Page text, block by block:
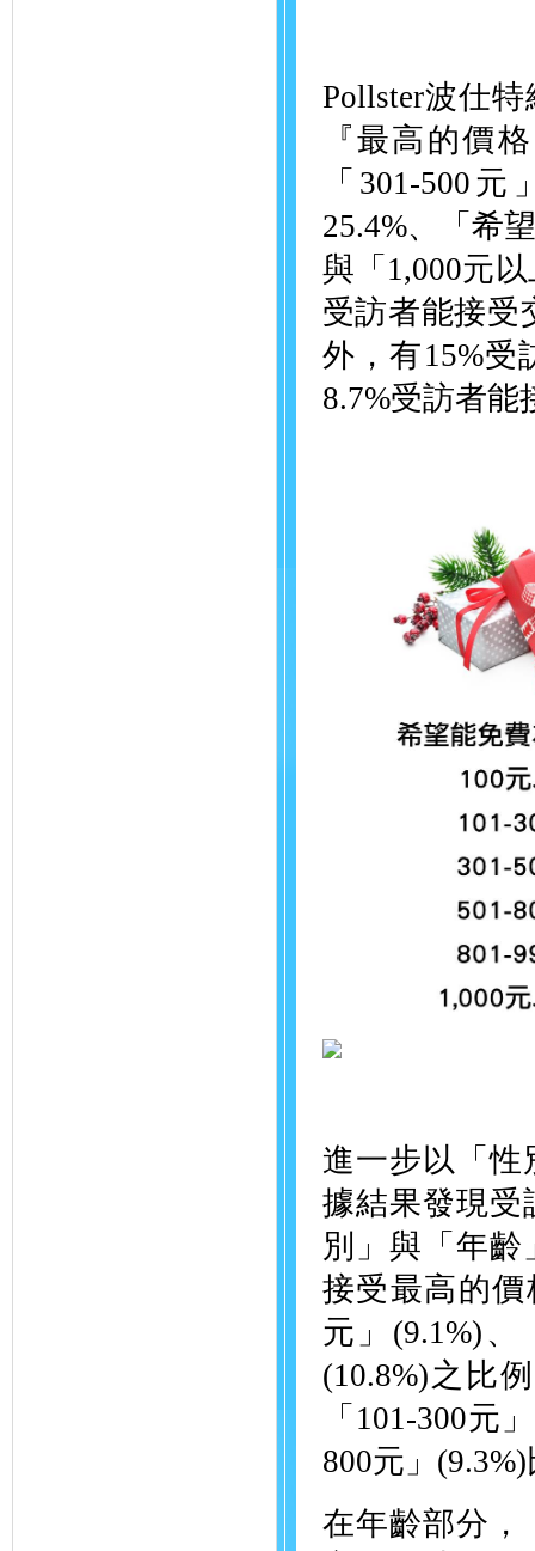
Pollster波仕
『最高的價
「301-500
25.4%、「希
與「1,000元
受訪者能接受
外，有15%受
8.7%受訪者能
進一步以「
據結果發現受
別」與「年
接受最高的價
元」(9.1%)、
(10.8%)之比
「101-300元
800元」
在年齡部分，